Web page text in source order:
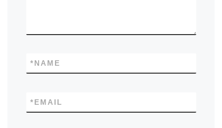
NAME
*
EMAIL
*